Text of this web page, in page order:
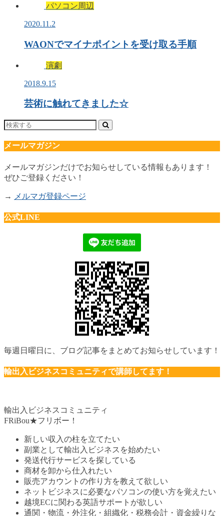
パソコン周辺
2020.11.2
WAONでマイナポイントを受け取る手順
演劇
2018.9.15
芸術に触れてきました☆
メールマガジン
メールマガジンだけでお知らせしている情報もあります！
ぜひご登録ください！
→ メルマガ登録ページ
公式LINE
毎週日曜日に、ブログ記事をまとめてお知らせしています！
輸出入ビジネスコミュニティで講師してます！
輸出入ビジネスコミュニティ
FRiBou★フリボー！
新しい収入の柱を立てたい
副業として輸出入ビジネスを始めたい
発送代行サービスを探している
商材を卸から仕入れたい
販売アカウントの作り方を教えて欲しい
ネットビジネスに必要なパソコンの使い方を覚えたい
越境ECに関わる英語サポートが欲しい
通関・物流・外注化・組織化・税務会計・資金繰りな